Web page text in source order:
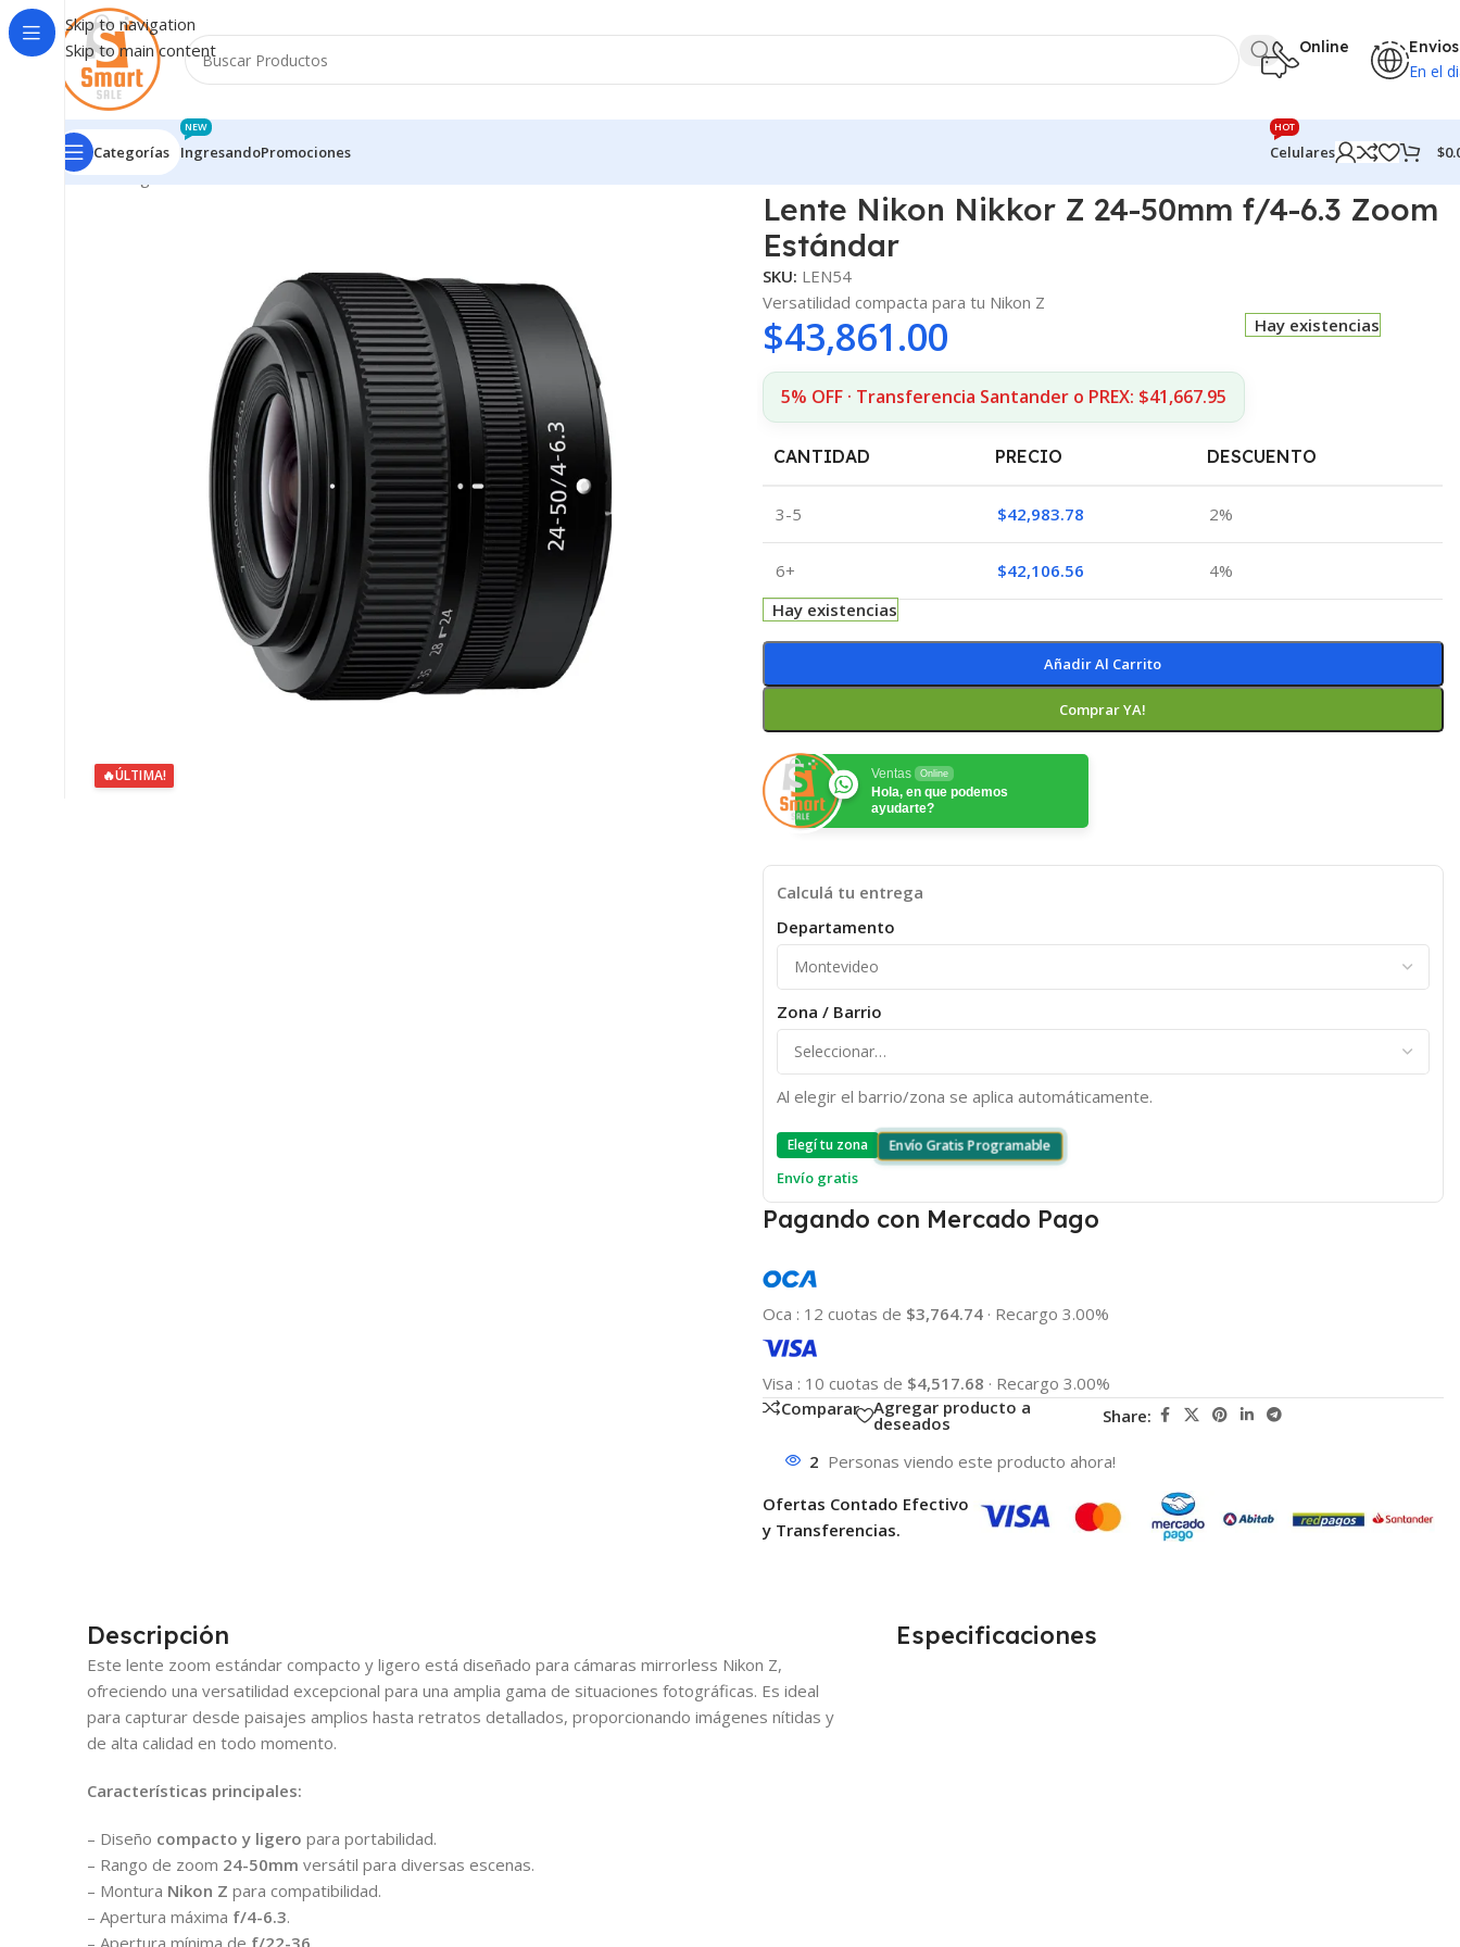
Skip to navigation
Skip to main content
Online Envios
En el
Categorías Ingresando
NEW
Promociones Celulares
HOT
$
Inicio/Ingresando
🔥ÚLTIMA!
Lente Nikon Nikkor Z 24-50mm f/4-6.3 Zoom
Estándar
SKU: LEN54
Versatilidad compacta para tu Nikon Z
$43,861.00
5% OFF · Transferencia Santander o PREX: $41,667.95
Hay existencias
CANTIDAD PRECIO DESCUENTO
3-5 $42,983.78 2%
6+ $42,106.56
4%
Hay existencias
Añadir Al Carrito
Comprar YA!
Ventas Online
Hola, en que podemos
ayudarte?
Calculá tu entrega
Departamento
Zona / Barrio
Al elegir el barrio/zona se aplica automáticamente.
Elegí tu zona Envío Gratis Programable
Envío gratis
Pagando con Mercado Pago
Oca : 12 cuotas de $3,764.74 · Recargo 3.00%
Visa : 10 cuotas de $4,517.68 · Recargo 3.00%
Comparar
Agregar producto a
deseados Share:
2 Personas viendo este producto ahora!
Ofertas Contado Efectivo
y Transferencias.
Descripción
Este lente zoom estándar compacto y ligero está diseñado para cámaras mirrorless Nikon Z,
ofreciendo una versatilidad excepcional para una amplia gama de situaciones fotográficas. Es ideal
para capturar desde paisajes amplios hasta retratos detallados, proporcionando imágenes nítidas y
de alta calidad en todo momento.
Características principales:
– Diseño compacto y ligero para portabilidad.
– Rango de zoom 24-50mm versátil para diversas escenas.
– Montura Nikon Z para compatibilidad.
– Apertura máxima f/4-6.3.
– Apertura mínima de f/22-36
Especificaciones